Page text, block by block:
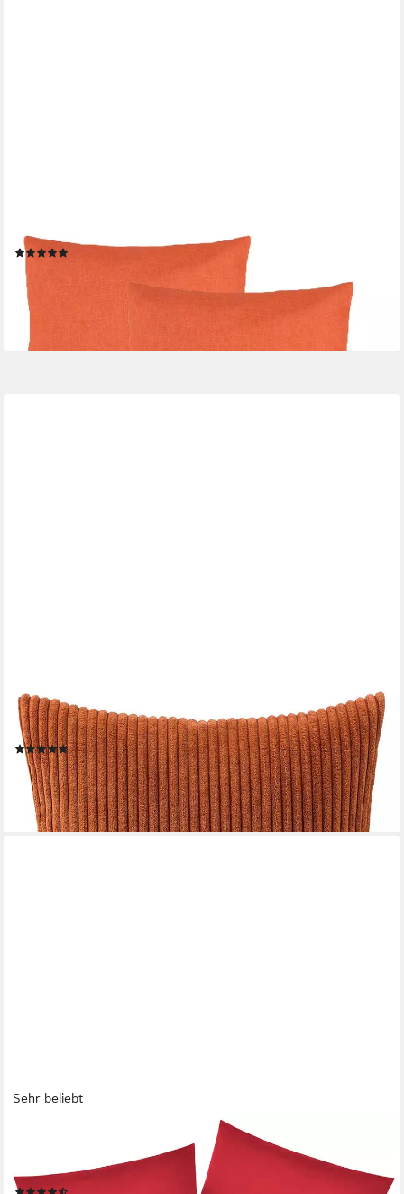
Dekokissenbezug, (2 Stück), strapazierfähig
(5,45 €/ 1 Stk)
lieferbar - in 3-4 Werktagen bei dir
GÖZZE
Kissenhülle ANAFI, Zimtfarben, Polyester, Cordoptik, 40x40 cm,
(1 Stück)
(8)
ab 20,49 €
lieferbar - in 3-4 Werktagen bei dir
+10
Sehr beliebt
Kissenbezüge Luisa., (2 Stück), aus 100% Baumwolle, mit
Reißverschluss, atmungsaktiv, uni